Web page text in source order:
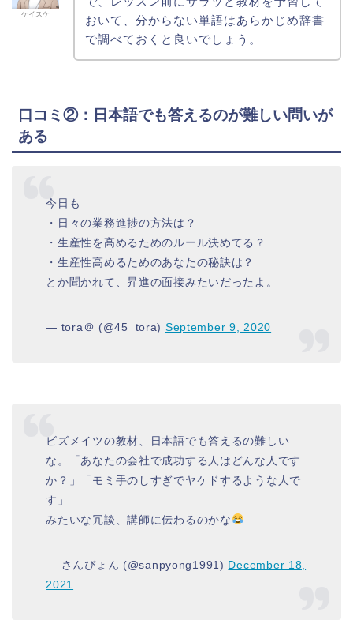
ケイスケ
おいて、分からない単語はあらかじめ辞書
で調べておくと良いでしょう。
口コミ②：日本語でも答えるのが難しい問いが
ある
今日も
・日々の業務進捗の方法は？
・生産性を高めるためのルール決めてる？
・生産性高めるためのあなたの秘訣は？
とか聞かれて、昇進の面接みたいだったよ。
— tora＠ (@45_tora) September 9, 2020
ビズメイツの教材、日本語でも答えるの難しい
な。「あなたの会社で成功する人はどんな人です
か？」「モミ手のしすぎでヤケドするような人で
す」
みたいな冗談、講師に伝わるのかな
— さんぴょん (@sanpyong1991) December 18,
2021